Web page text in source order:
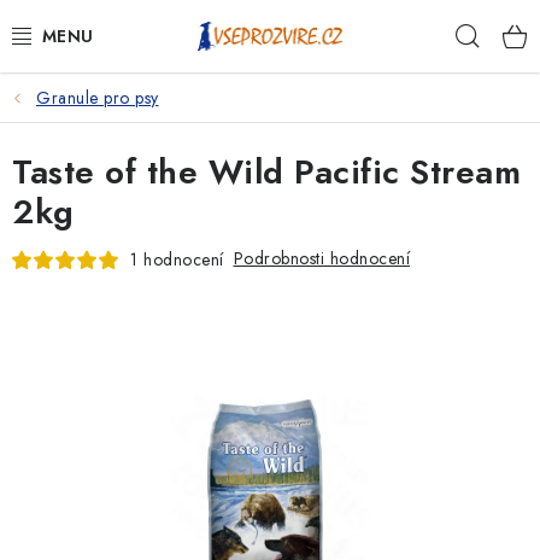
na
PSI
KOČKY
KONĚ
KRÁLÍCI/HLODAVCI/PTÁCI
Granule pro psy
Taste of the Wild Pacific Stream
2kg
1 hodnocení Podrobnosti hodnocení